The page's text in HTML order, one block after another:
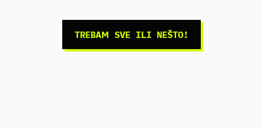
TREBAM SVE ILI NEŠTO!